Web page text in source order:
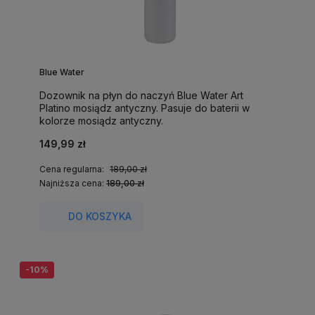
Blue Water
Dozownik na płyn do naczyń Blue Water Art
Platino mosiądz antyczny. Pasuje do baterii w
kolorze mosiądz antyczny.
149,99 zł
Cena regularna: 189,00 zł
Najniższa cena: 189,00 zł
DO KOSZYKA
-10%